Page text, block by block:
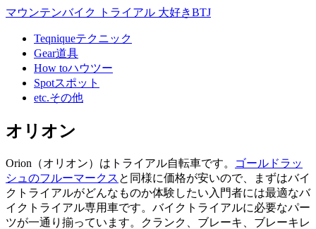
マウンテンバイク トライアル 大好きBTJ
Teqniqueテクニック
Gear道具
How toハウツー
Spotスポット
etc.その他
オリオン
Orion（オリオン）はトライアル自転車です。
ゴールドラッ
シュのフルーマークス と同様に価格が安いので、まずはバイ
クトライアルがどんなものか体験したい入門者には最適なバ
イクトライアル専用車です。バイクトライアルに必要なパー
ツが一通り揃っています。クランク、ブレーキ、ブレーキレ